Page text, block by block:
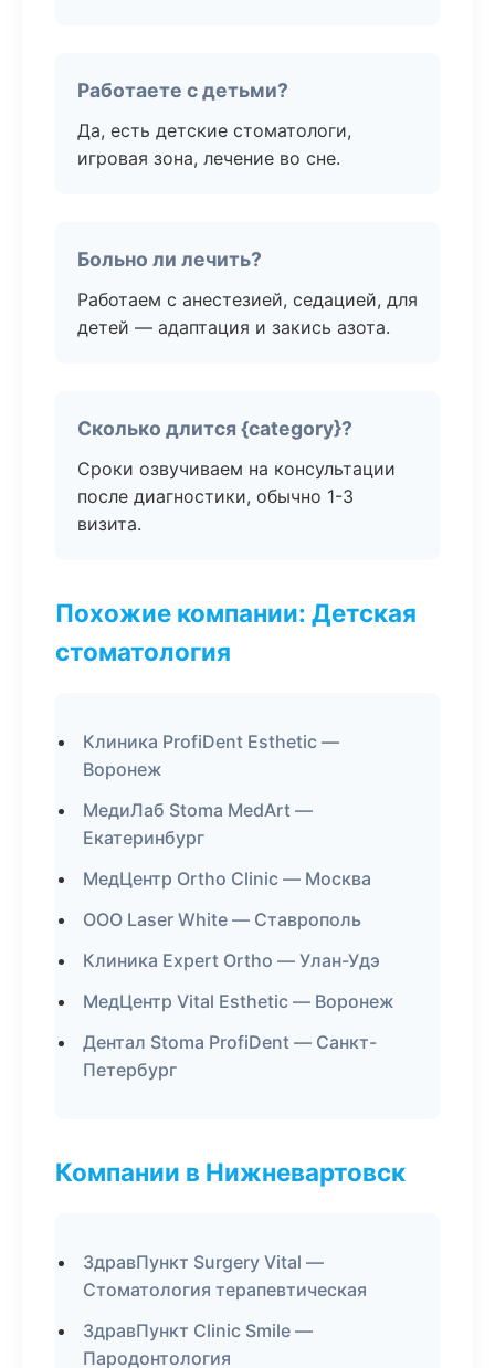
Работаете с детьми?
Да, есть детские стоматологи,
игровая зона, лечение во сне.
Больно ли лечить?
Работаем с анестезией, седацией, для
детей — адаптация и закись азота.
Сколько длится {category}?
Сроки озвучиваем на консультации
после диагностики, обычно 1-3
визита.
Похожие компании: Детская
стоматология
Клиника ProfiDent Esthetic —
Воронеж
МедиЛаб Stoma MedArt —
Екатеринбург
МедЦентр Ortho Clinic — Москва
ООО Laser White — Ставрополь
Клиника Expert Ortho — Улан-Удэ
МедЦентр Vital Esthetic — Воронеж
Дентал Stoma ProfiDent — Санкт-
Петербург
Компании в Нижневартовск
ЗдравПункт Surgery Vital —
Стоматология терапевтическая
ЗдравПункт Clinic Smile —
Пародонтология